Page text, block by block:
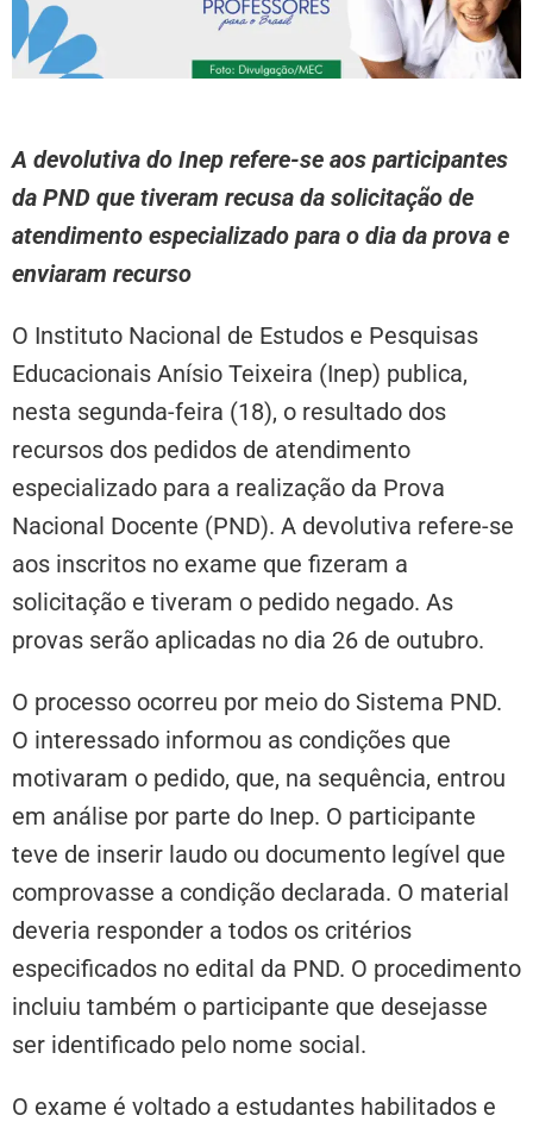
A devolutiva do Inep refere-se aos participantes
da PND que tiveram recusa da solicitação de
atendimento especializado para o dia da prova e
enviaram recurso
O Instituto Nacional de Estudos e Pesquisas
Educacionais Anísio Teixeira (Inep) publica,
nesta segunda-feira (18), o resultado dos
recursos dos pedidos de atendimento
especializado para a realização da Prova
Nacional Docente (PND). A devolutiva refere-se
aos inscritos no exame que fizeram a
solicitação e tiveram o pedido negado. As
provas serão aplicadas no dia 26 de outubro.
O processo ocorreu por meio do Sistema PND.
O interessado informou as condições que
motivaram o pedido, que, na sequência, entrou
em análise por parte do Inep. O participante
teve de inserir laudo ou documento legível que
comprovasse a condição declarada. O material
deveria responder a todos os critérios
especificados no edital da PND. O procedimento
incluiu também o participante que desejasse
ser identificado pelo nome social.
O exame é voltado a estudantes habilitados e